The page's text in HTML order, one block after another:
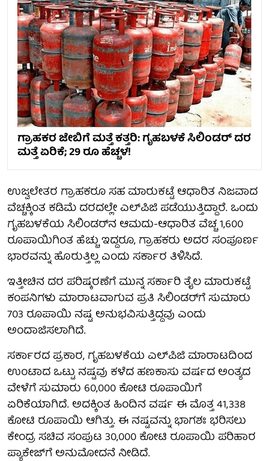
ಗ್ರಾಹಕರ ಜೇಬಿಗೆ ಮತ್ತೆ ಕತ್ತರಿ: ಗೃಹಬಳಕೆ ಸಿಲಿಂಡರ್‌ ದರ
ಮತ್ತೆ ಏರಿಕೆ; 29 ರೂ ಹೆಚ್ಚಳ!
ಉಜ್ವಲೇತರ ಗ್ರಾಹಕರೂ ಸಹ ಮಾರುಕಟ್ಟೆ ಆಧಾರಿತ ನಿಜವಾದ
ವೆಚ್ಚಕ್ಕಿಂತ ಕಡಿಮೆ ದರದಲ್ಲೇ ಎಲ್‌ಪಿಜಿ ಪಡೆಯುತ್ತಿದ್ದಾರೆ. ಒಂದು
ಗೃಹಬಳಕೆಯ ಸಿಲಿಂಡರ್‌ನ ಆಮದು-ಆಧಾರಿತ ವೆಚ್ಚ 1,600
ರೂಪಾಯಿಗಿಂತ ಹೆಚ್ಚು ಇದ್ದರೂ, ಗ್ರಾಹಕರು ಅದರ ಸಂಪೂರ್ಣ
ಭಾರವನ್ನು ಹೊರುತ್ತಿಲ್ಲ ಎಂದು ಸರ್ಕಾರ ತಿಳಿಸಿದೆ.
ಇತ್ತೀಚಿನ ದರ ಪರಿಷ್ಕರಣೆಗೆ ಮುನ್ನ ಸರ್ಕಾರಿ ತೈಲ ಮಾರುಕಟ್ಟೆ
ಕಂಪನಿಗಳು ಮಾರಾಟವಾಗುವ ಪ್ರತಿ ಸಿಲಿಂಡರ್‌ಗೆ ಸುಮಾರು
703 ರೂಪಾಯಿ ನಷ್ಟ ಅನುಭವಿಸುತ್ತಿದ್ದವು ಎಂದು
ಅಂದಾಜಿಸಲಾಗಿದೆ.
ಸರ್ಕಾರದ ಪ್ರಕಾರ, ಗೃಹಬಳಕೆಯ ಎಲ್‌ಪಿಜಿ ಮಾರಾಟದಿಂದ
ಉಂಟಾದ ಒಟ್ಟು ನಷ್ಟವು ಕಳೆದ ಹಣಕಾಸು ವರ್ಷದ ಅಂತ್ಯದ
ವೇಳೆಗೆ ಸುಮಾರು 60,000 ಕೋಟಿ ರೂಪಾಯಿಗೆ
ಏರಿಕೆಯಾಗಿದೆ. ಅದಕ್ಕಿಂತ ಹಿಂದಿನ ವರ್ಷ ಈ ಮೊತ್ತ 41,338
ಕೋಟಿ ರೂಪಾಯಿ ಆಗಿತ್ತು. ಈ ನಷ್ಟವನ್ನು ಭಾಗಶಃ ಭರಿಸಲು
ಕೇಂದ್ರ ಸಚಿವ ಸಂಪುಟ 30,000 ಕೋಟಿ ರೂಪಾಯಿ ಪರಿಹಾರ
ಪ್ಯಾಕೇಜ್‌ಗೆ ಅನುಮೋದನೆ ನೀಡಿದೆ.